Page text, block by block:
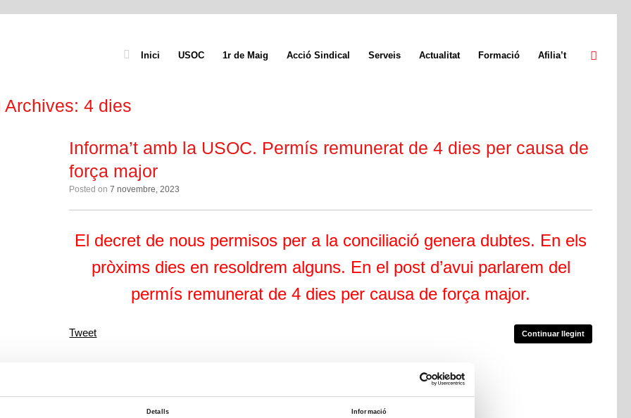
Detalls Informació
Inici USOC 1r de Maig Acció Sindical Serveis Actualitat Formació Afilia’t
Archives:4 dies
Informa’t amb la USOC. Permís remunerat de 4 dies per causa de
força major
Posted on7 novembre, 2023
El decret de nous permisos per a la conciliació genera dubtes. En els
pròxims dies en resoldrem alguns. En el post d’avui parlarem del
permís remunerat de 4 dies per causa de força major.
Continuar llegint
Tweet